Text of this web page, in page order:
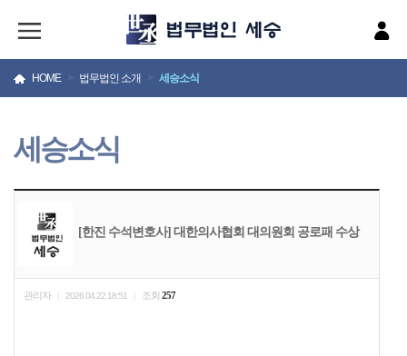
HOME > 법무법인 소개 > 세승소식
세승소식
[한진 수석변호사] 대한의사협회 대의원회 공로패 수상
관리자 2026.04.22 18:51 조회 257